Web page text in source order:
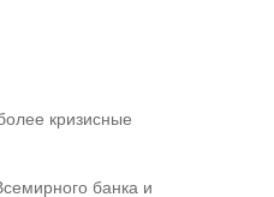
кризисные
банка и